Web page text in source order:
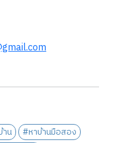
าน
#หาบ้านมือสอง